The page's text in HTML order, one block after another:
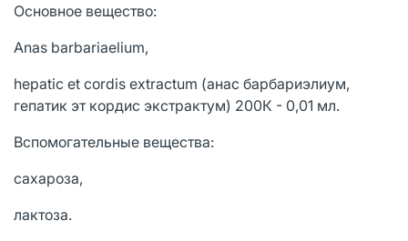
Основное вещество:
Anas barbariaelium,
hepatic et cordis extractum (анас барбариэлиум,
гепатик эт кордис экстрактум) 200К - 0,01 мл.
Вспомогательные вещества:
сахароза,
лактоза.